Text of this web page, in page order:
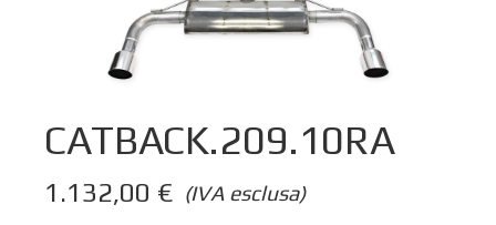
CATBACK.209.10RA
(IVA esclusa)
1.132,00 €